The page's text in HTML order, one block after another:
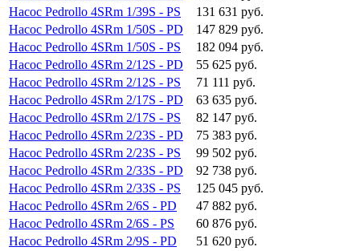
Насос Pedrollo 4SRm 1/39S - PS
131 631 руб.
Насос Pedrollo 4SRm 1/50S - PD
147 829 руб.
Насос Pedrollo 4SRm 1/50S - PS
182 094 руб.
Насос Pedrollo 4SRm 2/12S - PD
55 625 руб.
Насос Pedrollo 4SRm 2/12S - PS
71 111 руб.
Насос Pedrollo 4SRm 2/17S - PD
63 635 руб.
Насос Pedrollo 4SRm 2/17S - PS
82 147 руб.
Насос Pedrollo 4SRm 2/23S - PD
75 383 руб.
Насос Pedrollo 4SRm 2/23S - PS
99 502 руб.
Насос Pedrollo 4SRm 2/33S - PD
92 738 руб.
Насос Pedrollo 4SRm 2/33S - PS
125 045 руб.
Насос Pedrollo 4SRm 2/6S - PD
47 882 руб.
Насос Pedrollo 4SRm 2/6S - PS
60 876 руб.
Насос Pedrollo 4SRm 2/9S - PD
51 620 руб.